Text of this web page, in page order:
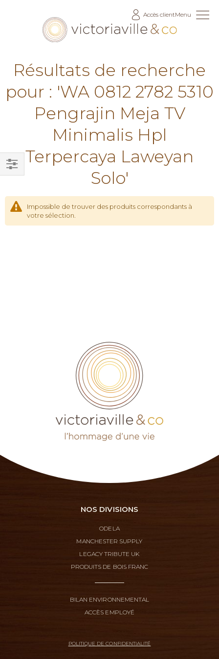
Accès clientMenu
Résultats de recherche
pour : 'WA 0812 2782 5310
Pengrajin Meja TV
Minimalis Hpl
Terpercaya Laweyan
Solo'
Impossible de trouver des produits correspondants à
votre sélection.
Filtrer
NOS DIVISIONS
ODELA
MANCHESTER SUPPLY
LEGACY TRIBUTE UK
PRODUITS DE BOIS FRANC
BILAN ENVIRONNEMENTAL
ACCÈS EMPLOYÉ
POLITIQUE DE CONFIDENTIALITÉ